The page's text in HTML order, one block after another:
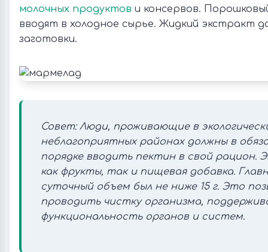
молочных продуктов и консервов.
вводят в холодное сырье. Жидкий экстракт
заготовки.
Совет: Люди, проживающие в
неблагоприятных районах должны в
порядке вводить пектин в свой рацион.
как фрукты, так и пищевая добавка.
суточный объем был не ниже 15 г. Это
проводить чистку организма,
функциональность органов и систем.